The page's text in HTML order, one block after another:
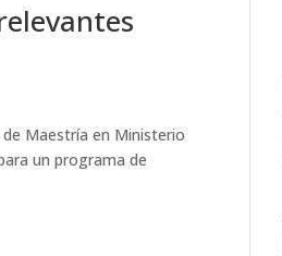
Maestría en Ministerio
un programa de